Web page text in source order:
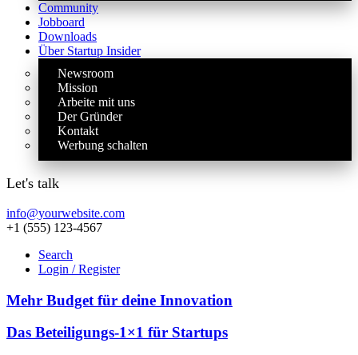
Community
Jobboard
Downloads
Über Startup Insider
Newsroom
Mission
Arbeite mit uns
Der Gründer
Kontakt
Werbung schalten
Let's talk
info@yourwebsite.com
+1 (555) 123-4567
Search
Login / Register
Mehr Budget für deine Innovation
Das Beteiligungs-1×1 für Startups